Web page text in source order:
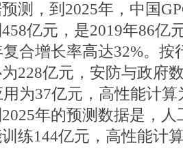
测，到 2025年，中国
458亿元，是2019年86亿
合增长率高达32%。按
228亿元，安防与政府
用为37亿元，高性能计算
2025年的预测数据是，人
练144亿元，高性能计